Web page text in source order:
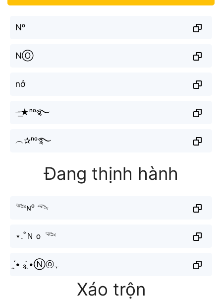
Nᵒ
NⓄ
nở
⏤͟͟͞͞★ⁿᵒ࿐
︵✰ⁿᵒ࿐
Đang thịnh hành
𓆝ɴᵒ 𓆞
⋆.˚Ｎｏ 𓆝
•̯́ ₃ •̯̀Ⓝⓞﮩ
Xáo trộn